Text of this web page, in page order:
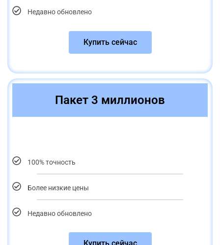
Недавно обновлено
Купить сейчас
Пакет 3 миллионов
100% точность
Более низкие цены
Недавно обновлено